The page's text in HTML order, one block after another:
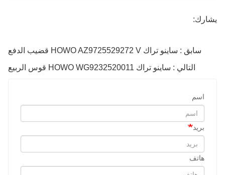
يشارك:
سابق : ساينو تراك HOWO AZ9725529272 V قضيب الدفع
التالي : ساينو تراك HOWO WG9232520011 قوس الربيع
اسم
بريد
هاتف